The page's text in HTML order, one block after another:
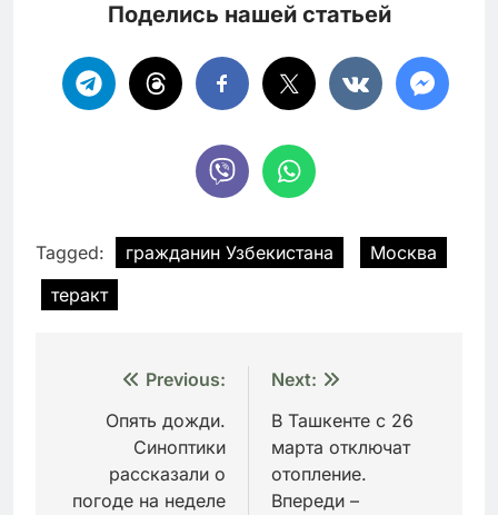
Поделись нашей статьей
Tagged: гражданин Узбекистана
Москва
теракт
Навигация
записям
Previous:
Опять дожди.
Синоптики
рассказали о
погоде на неделе
Next:
В Ташкенте с 26
марта отключат
отопление.
Впереди –